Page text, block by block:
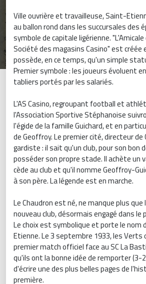
Ville ouvrière et travailleuse, Saint-
au ballon rond dans les succursales des
symbole de capitale ligérienne.
Société des magasins Casino" est créée
possède, en ce temps, qu'un simple
Premier symbole : les joueurs évoluent
tabliers portés par les salariés.
L'AS Casino, regroupant football et
l'Association Sportive Stéphanoise
l'égide de la famille Guichard, et en
de Geoffroy. Le premier cité, directeur
gardiste : il sait qu'un club, pour son bon
posséder son propre stade. Il achète un
cède au club et qu'il nomme Geoffroy-
à son père. La légende est en marche.
Le Chaudron est né, ne manque plus
nouveau club, désormais engagé dans
Le choix est symbolique et porte le nom
Etienne. Le 3 septembre 1933, les
premier match officiel face au SC La
qu'ils ont la bonne idée de remporter (3-
d'écrire une des plus belles pages de
première.